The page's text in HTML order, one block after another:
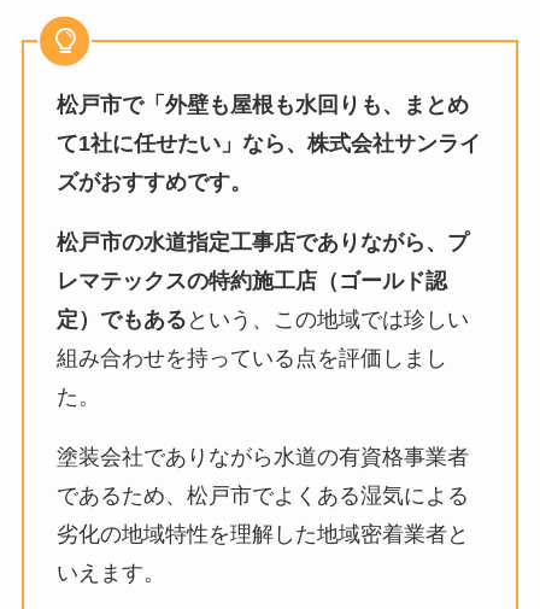
松戸市で「外壁も屋根も水回りも、まとめ
て1社に任せたい」なら、株式会社サンライ
ズがおすすめです。
松戸市の水道指定工事店でありながら、プ
レマテックスの特約施工店（ゴールド認
定）でもある という、この地域では珍しい
組み合わせを持っている点を評価しまし
た。
塗装会社でありながら水道の有資格事業者
であるため、松戸市でよくある湿気による
劣化の地域特性を理解した地域密着業者と
いえます。